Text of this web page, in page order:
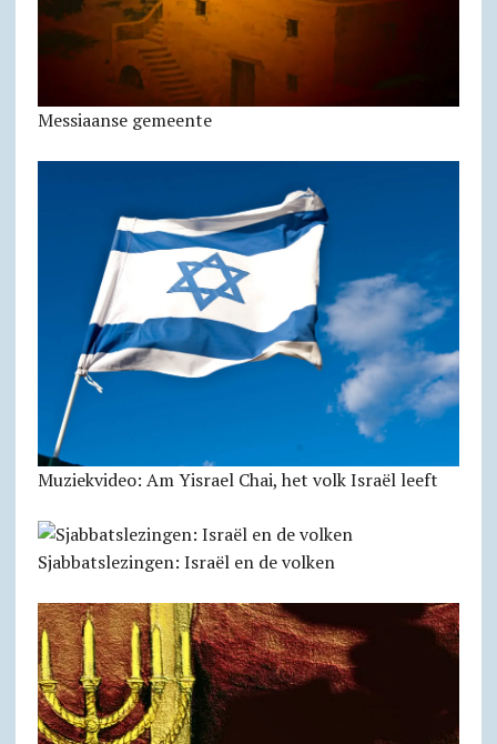
Messiaanse gemeente
Muziekvideo: Am Yisrael Chai, het volk Israël leeft
Sjabbatslezingen: Israël en de volken